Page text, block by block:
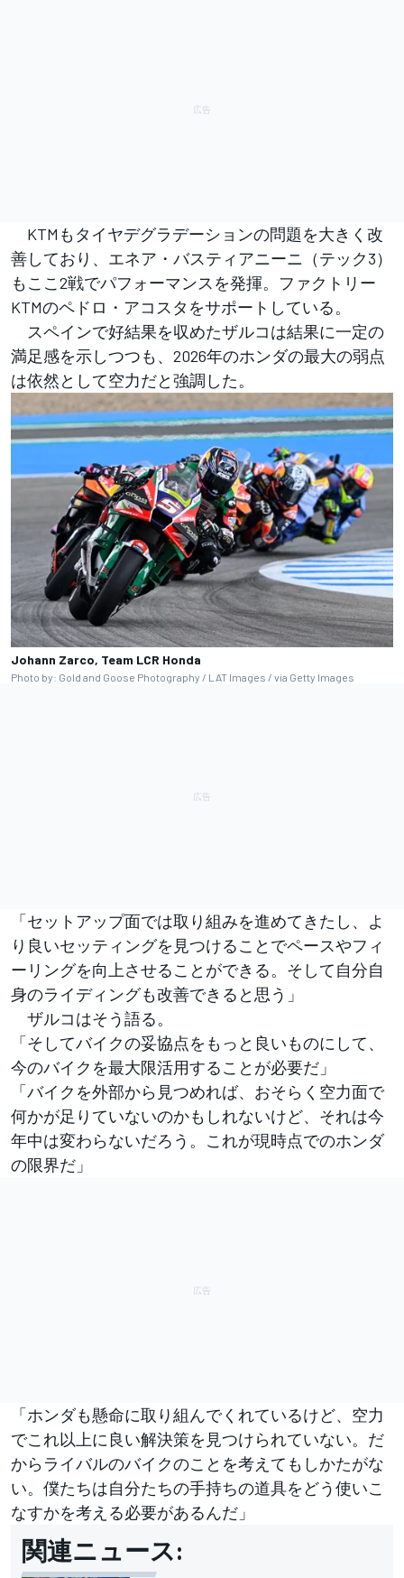
KTMもタイヤデグラデーションの問題を大きく改
善しており、エネア・バスティアニーニ（テック3）
もここ2戦でパフォーマンスを発揮。ファクトリー
KTMのペドロ・アコスタをサポートしている。
スペインで好結果を収めたザルコは結果に一定の
満足感を示しつつも、2026年のホンダの最大の弱点
は依然として空力だと強調した。
Johann Zarco, Team LCR Honda
Photo by: Gold and Goose Photography / LAT Images / via Getty Images
「セットアップ面では取り組みを進めてきたし、よ
り良いセッティングを見つけることでペースやフィ
ーリングを向上させることができる。そして自分自
身のライディングも改善できると思う」
ザルコはそう語る。
「そしてバイクの妥協点をもっと良いものにして、
今のバイクを最大限活用することが必要だ」
「バイクを外部から見つめれば、おそらく空力面で
何かが足りていないのかもしれないけど、それは今
年中は変わらないだろう。これが現時点でのホンダ
の限界だ」
「ホンダも懸命に取り組んでくれているけど、空力
でこれ以上に良い解決策を見つけられていない。だ
からライバルのバイクのことを考えてもしかたがな
い。僕たちは自分たちの手持ちの道具をどう使いこ
なすかを考える必要があるんだ」
関連ニュース: